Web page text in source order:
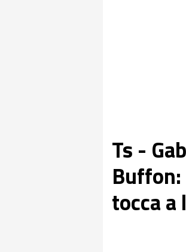
Ts -
Buffon:
tocca a